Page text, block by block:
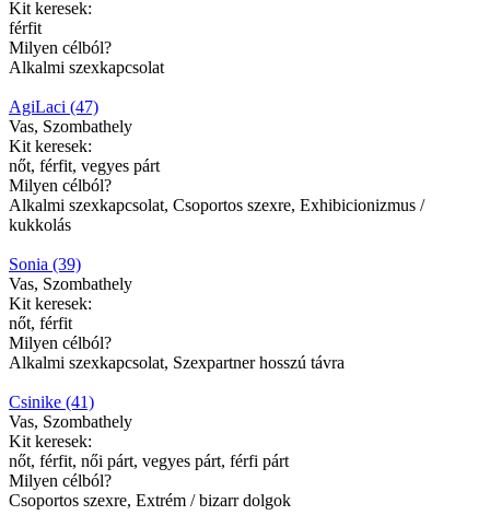
Kit keresek:
férfit
Milyen célból?
Alkalmi szexkapcsolat
AgiLaci (47)
Vas, Szombathely
Kit keresek:
nőt, férfit, vegyes párt
Milyen célból?
Alkalmi szexkapcsolat, Csoportos szexre, Exhibicionizmus /
kukkolás
Sonia (39)
Vas, Szombathely
Kit keresek:
nőt, férfit
Milyen célból?
Alkalmi szexkapcsolat, Szexpartner hosszú távra
Csinike (41)
Vas, Szombathely
Kit keresek:
nőt, férfit, női párt, vegyes párt, férfi párt
Milyen célból?
Csoportos szexre, Extrém / bizarr dolgok